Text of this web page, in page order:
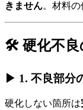
きません。材料の
🛠 硬化不良
▶ 1. 不良部分
硬化しない箇所は